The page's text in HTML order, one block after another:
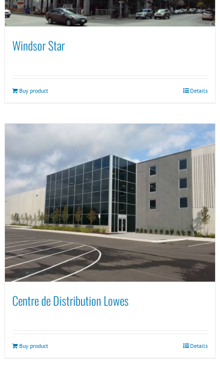
Windsor Star
Buy product Details
Centre de Distribution Lowes
Buy product Details